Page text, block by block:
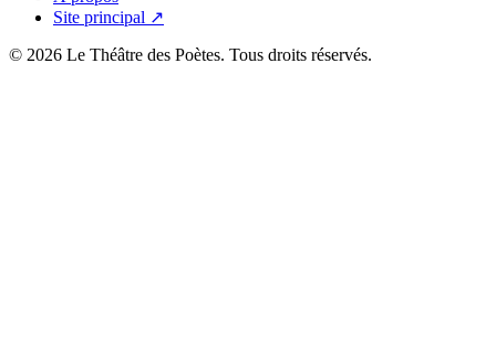
Site principal ↗
© 2026 Le Théâtre des Poètes. Tous droits réservés.